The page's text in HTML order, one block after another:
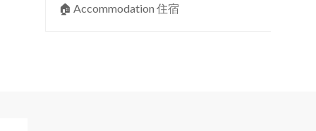
🏠︎ Accommodation 住宿